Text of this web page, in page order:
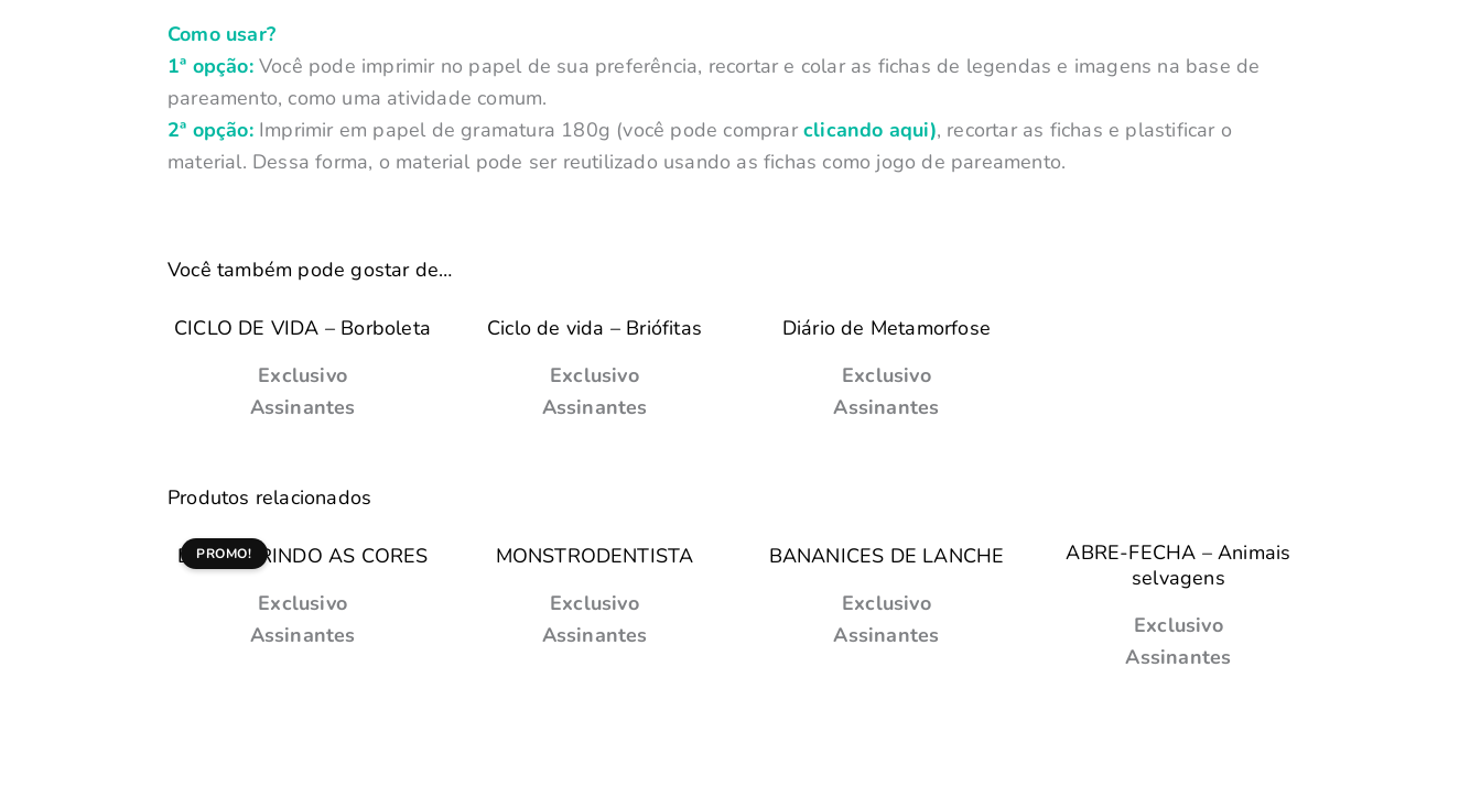
Como usar?
1ª opção:Você pode imprimir no papel de sua preferência, recortar e colar as fichas de legendas e imagens na base de
pareamento, como uma atividade comum.
2ª opção: Imprimir em papel de gramatura 180g (você pode comprarclicando aqui), recortar as fichas e plastificar o
material. Dessa forma, o material pode ser reutilizado usando as fichas como jogo de pareamento.
Você também pode gostar de…
CICLO DE VIDA – Borboleta
Exclusivo
Assinantes
Ciclo de vida – Briófitas
Exclusivo
Assinantes
Diário de Metamorfose
Exclusivo
Assinantes
Produtos relacionados
PROMO!
DESCOBRINDO AS CORES
Exclusivo
Assinantes
MONSTRODENTISTA
Exclusivo
Assinantes
BANANICES DE LANCHE
Exclusivo
Assinantes
ABRE-FECHA – Animais
selvagens
Exclusivo
Assinantes